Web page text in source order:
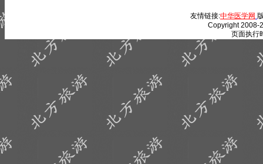
友情链接:中华医学网
Copyright 2008-
页面执行